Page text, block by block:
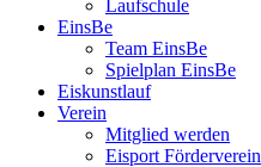
Laufschule
EinsBe
Team EinsBe
Spielplan EinsBe
Eiskunstlauf
Verein
Mitglied werden
Eisport Förderverein